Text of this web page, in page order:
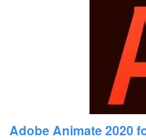
Adobe Animate 2020